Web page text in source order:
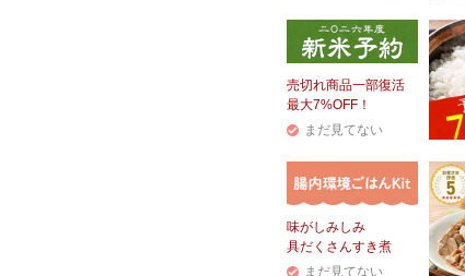
売切れ商品一部復活
最大7%OFF！
まだ見てない
味がしみしみ
具だくさんすき煮
まだ見てない